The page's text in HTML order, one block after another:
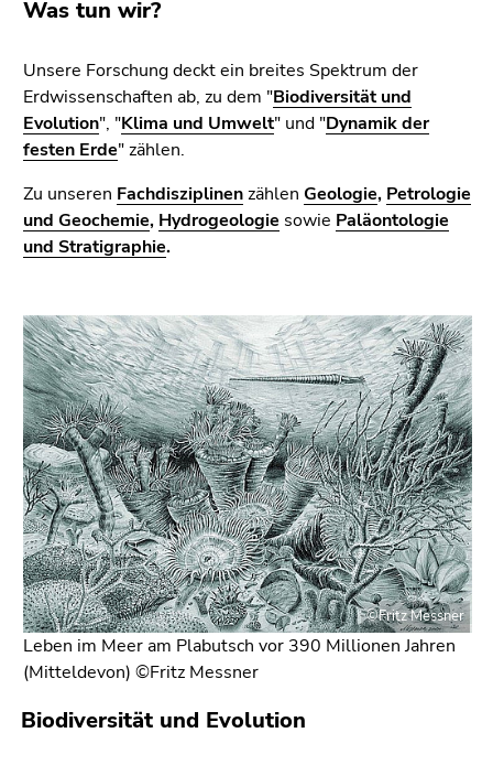
Zum
Inhalt
(Zugriffstaste
Zur
Positionsanzeige
(Zugriffstaste
Zur
Hauptnavigation
(Zugriffstaste
3)
Zur
Unternavigation
(Zugriffstaste
4)
Zu
den
Zusatzinformationen
(Zugriffstaste
5)
Zu
Seiteneinstellungen
Was tun wir?
Unsere Forschung deckt ein breites Spektrum der
Erdwissenschaften ab, zu dem "Biodiversität und
Evolution", "Klima und Umwelt" und "Dynamik der
festen Erde" zählen.
Zu unseren Fachdisziplinenzählen Geologie, Petrologie
und Geochemie, Hydrogeologie sowie Paläontologie
und Stratigraphie.
©Fritz Messner
Leben im Meer am Plabutsch vor 390 Millionen Jahren
(Mitteldevon) ©Fritz Messner
Biodiversität und Evolution